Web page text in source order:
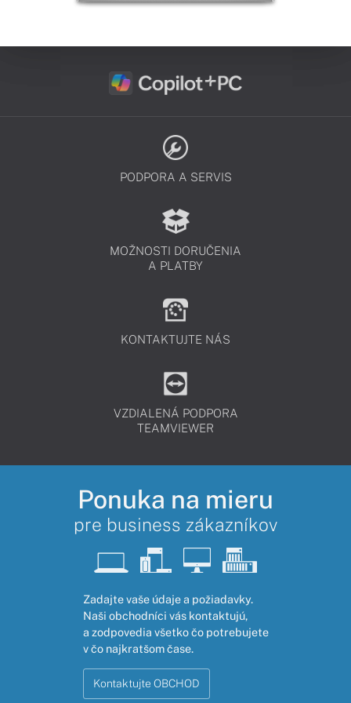
PODPORA A SERVIS
MOŽNOSTI DORUČENIA
A PLATBY
KONTAKTUJTE NÁS
VZDIALENÁ PODPORA
TEAMVIEWER
Ponuka na mieru
pre business zákazníkov
Zadajte vaše údaje a požiadavky.
Naši obchodníci vás kontaktujú,
a zodpovedia všetko čo potrebujete
v čo najkratšom čase.
Kontaktujte OBCHOD